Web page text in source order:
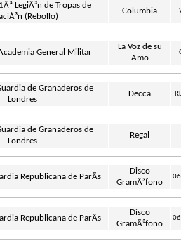
LegiÃ³n de Tropas de
(Rebollo)
Columbia
General Militar
La Voz de su
Amo
de Granaderos de
Londres
Decca
de Granaderos de
Londres
Regal
Republicana de ParÃ­s
Disco
GramÃ³fono
Republicana de ParÃ­s
Disco
GramÃ³fono